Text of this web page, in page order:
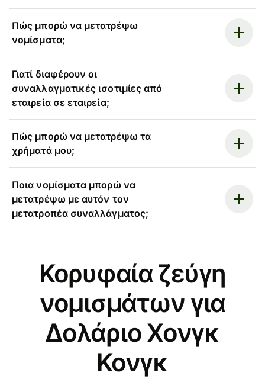
Πώς μπορώ να μετατρέψω
νομίσματα;
Γιατί διαφέρουν οι
συναλλαγματικές ισοτιμίες από
εταιρεία σε εταιρεία;
Πώς μπορώ να μετατρέψω τα
χρήματά μου;
Ποια νομίσματα μπορώ να
μετατρέψω με αυτόν τον
μετατροπέα συναλλάγματος;
Κορυφαία ζεύγη
νομισμάτων για
Δολάριο Χονγκ
Κονγκ